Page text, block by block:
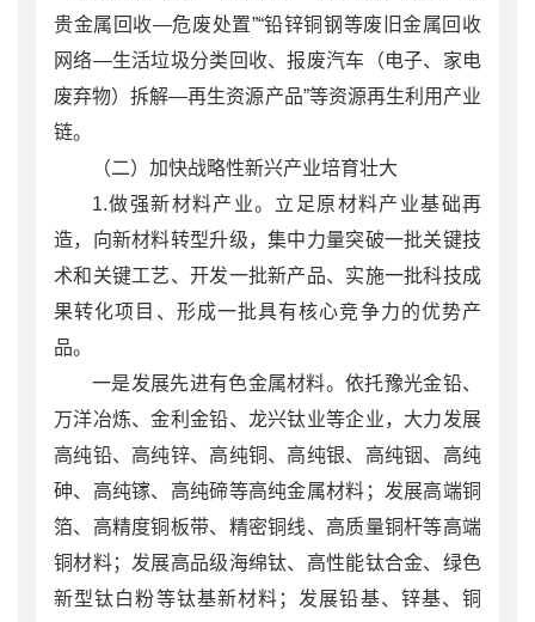
贵金属回收—危废处置”“铅锌铜钢等废旧金属回收
网络—生活垃圾分类回收、报废汽车（电子、家电
废弃物）拆解—再生资源产品”等资源再生利用产业
链。
（二）加快战略性新兴产业培育壮大
1.做强新材料产业。立足原材料产业基础再
造，向新材料转型升级，集中力量突破一批关键技
术和关键工艺、开发一批新产品、实施一批科技成
果转化项目、形成一批具有核心竞争力的优势产
品。
一是发展先进有色金属材料。依托豫光金铅、
万洋冶炼、金利金铅、龙兴钛业等企业，大力发展
高纯铅、高纯锌、高纯铜、高纯银、高纯铟、高纯
砷、高纯镓、高纯碲等高纯金属材料；发展高端铜
箔、高精度铜板带、精密铜线、高质量铜杆等高端
铜材料；发展高品级海绵钛、高性能钛合金、绿色
新型钛白粉等钛基新材料；发展铅基、锌基、铜